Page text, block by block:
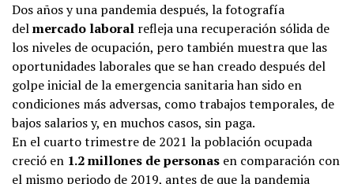
Dos años y una pandemia después, la fotografía
delmercado laboral refleja una recuperación sólida de
los niveles de ocupación, pero también muestra que las
oportunidades laborales que se han creado después del
golpe inicial de la emergencia sanitaria han sido en
condiciones más adversas, como trabajos temporales, de
bajos salarios y, en muchos casos, sin paga.
En el cuarto trimestre de 2021 la población ocupada
creció en 1.2 millones de personas en comparación con
el mismo periodo de 2019, antes de que la pandemia